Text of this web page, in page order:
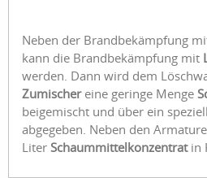
Neben der Brandbekämpfung
kann die Brandbekämpfung mit
werden. Dann wird dem
Zumischereine geringe Menge
beigemischt und über ein
abgegeben. Neben den
Liter Schaummittelkonzentratin